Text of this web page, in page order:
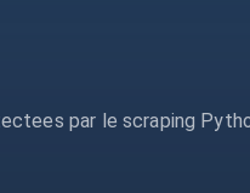
par le scraping